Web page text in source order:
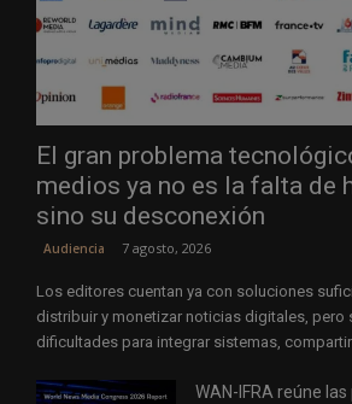
El gran problema
medios ya no es la falta de
sino su desconexión
Audiencia 7 agosto, 2026
Los editores cuentan ya con soluciones
distribuir y monetizar noticias digitales, pero
dificultades para integrar sistemas, compartir
WAN-IFRA reúne